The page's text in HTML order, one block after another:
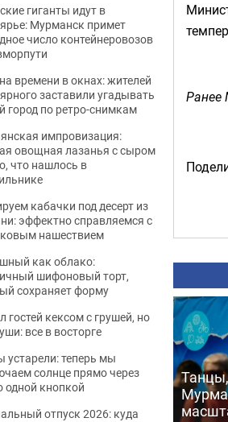
Ранее
гиганты идут в
Мурманск примет
число контейнеровозов
времени в окнах: жителей
заставили угадывать
город по ретро-снимкам
импровизация:
овощная лазанья с сыром
что нашлось в
кабачки под десерт из
эффектно справляемся с
нашествием
как облако:
шифоновый торт,
сохраняет форму
гостей кексом с грушей, но
все в восторге
устарели: теперь мы
солнце прямо через
одной кнопкой
отпуск 2026: куда